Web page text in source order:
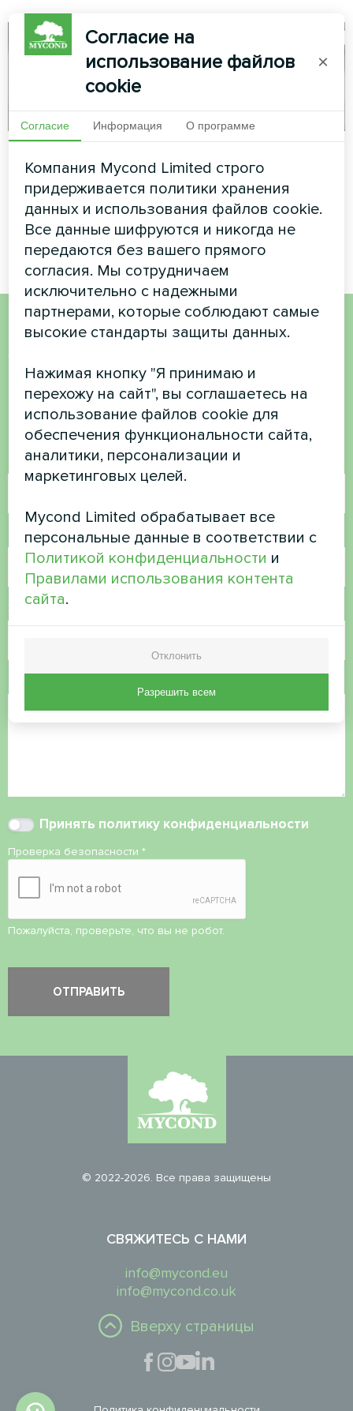
Художественное
оформление
вентиляторного доводчика
серии Glass
Модульный тепловой насос
серии MCU
Хотите купить или у вас
есть вопросы?
Свяжитесь с нами, и мы поможем вам
Имя
Номер телефона
Электронная почта
Принять политику конфиденциальности
Проверка безопасности *
Пожалуйста, проверьте, что вы не робот.
© 2022-2026. Все права защищены
СВЯЖИТЕСЬ С НАМИ
info@mycond.eu
info@mycond.co.uk
Вверху страницы
Согласие на
использование файлов
cookie
×
Согласие Информация О программе
Компания Mycond Limited строго
придерживается политики хранения
данных и использования файлов cookie.
Все данные шифруются и никогда не
передаются без вашего прямого
согласия. Мы сотрудничаем
исключительно с надежными
партнерами, которые соблюдают самые
высокие стандарты защиты данных.
Нажимая кнопку "Я принимаю и
перехожу на сайт", вы соглашаетесь на
использование файлов cookie для
обеспечения функциональности сайта,
аналитики, персонализации и
маркетинговых целей.
Mycond Limited обрабатывает все
персональные данные в соответствии с
Политикой конфиденциальности и
Правилами использования контента
сайта.
Отклонить
Разрешить всем